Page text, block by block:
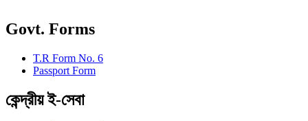
Govt. Forms
T.R Form No. 6
Passport Form
কেন্দ্রীয় ই-সেবা